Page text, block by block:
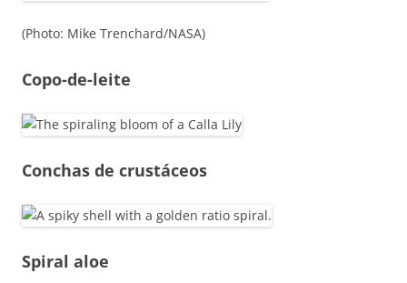
(Photo: Mike Trenchard/NASA)
Copo-de-leite
Conchas de crustáceos
Spiral aloe